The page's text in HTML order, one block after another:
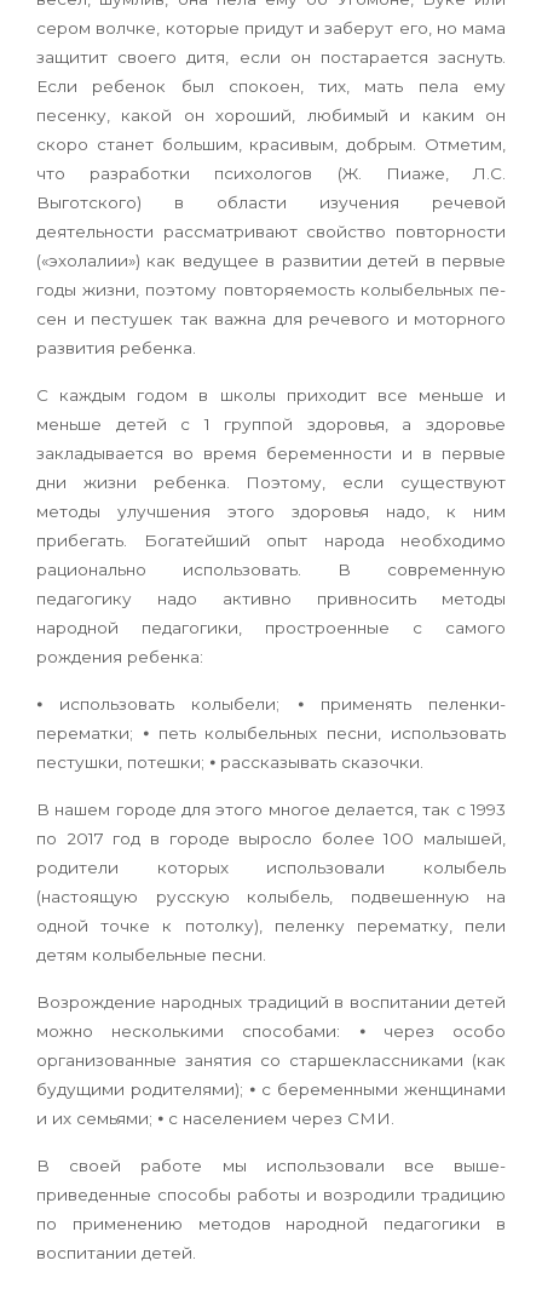
сером волчке, которые придут и заберут его, но мама
защитит своего дитя, если он постарается заснуть.
Если ребенок был спокоен, тих, мать пела ему
песенку, какой он хороший, любимый и каким он
скоро станет большим, красивым, добрым. Отметим,
что разработки психологов (Ж. Пиаже, Л.С.
Выготского) в области изучения речевой
деятельности рас­сматривают свойство повторности
(«эхолалии») как ведущее в развитии детей в первые
годы жизни, поэтому повторяемость колыбельных пе­
сен и пестушек так важна для речевого и мотор­ного
развития ребенка.
С каждым годом в школы приходит все мень­ше и
меньше детей с 1 группой здоровья, а здо­ровье
закладывается во время беременности и в первые
дни жизни ребенка. Поэтому, если суще­ствуют
методы улучшения этого здоровья надо, к ним
прибегать. Богатейший опыт народа не­обходимо
рационально использовать. В совре­менную
педагогику надо активно привносить методы
народной педагогики, простроенные с самого
рождения ребенка:
⦁ использовать колыбели; ⦁ применять пеленки-
перематки; ⦁ петь колыбельных песни, использовать
пестушки, потешки; ⦁ рассказывать сказочки.
В нашем городе для этого многое делается, так с 1993
по 2017 год в городе выросло более 100 малышей,
родители которых использовали колыбель
(настоящую русскую колыбель, подве­шенную на
одной точке к потолку), пеленку перематку, пели
детям колыбельные песни.
Возрождение народных традиций в воспита­нии детей
можно несколькими способами: ⦁ через особо
организованные занятия со старшеклассниками (как
будущими родите­лями); ⦁ с беременными женщинами
и их семьями; ⦁ с населением через СМИ.
В своей работе мы использовали все выше­
приведенные способы работы и возродили тра­дицию
по применению методов народной педа­гогики в
воспитании детей.